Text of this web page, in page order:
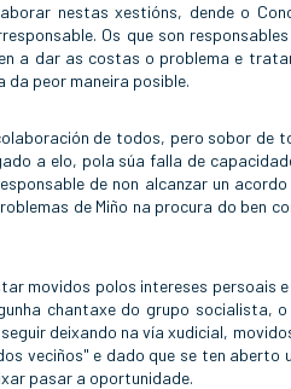
nestas xestións, dende o
Os que son
a dar as costas o problema e
peor maneira posible.
de todos, pero sobor de
a elo, pola súa falla de
de non alcanzar un
de Miño na procura do ben
movidos polos intereses persoais e
chantaxe do grupo socialista,
deixando na vía xudicial,
veciños" e dado que se ten aberto
pasar a oportunidade.